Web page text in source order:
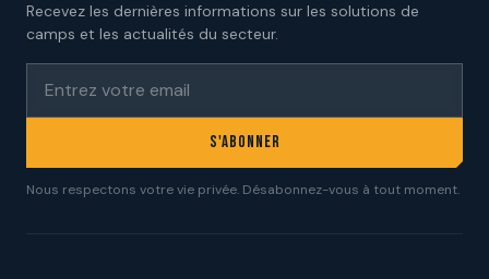
Recevez les dernières informations sur les solutions de
camps et les actualités du secteur.
S'ABONNER
Nous respectons votre vie privée. Désabonnez-vous à tout moment.